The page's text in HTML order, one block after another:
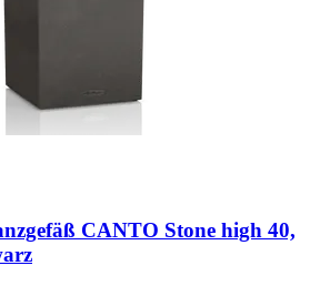
CANTO Stone high 40,